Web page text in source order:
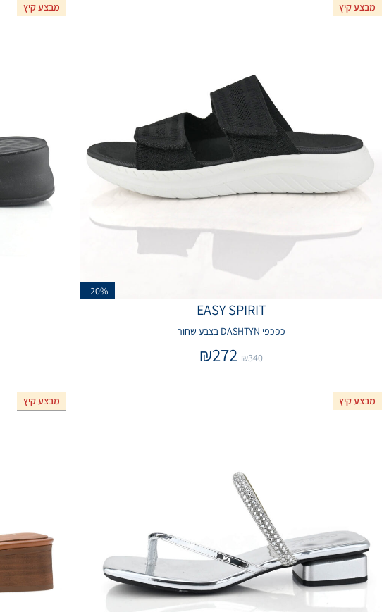
מבצע קיץ
-20%
EASY SPIRIT
כפכפי DASHTYN בצבע שחור
₪340
₪272
מבצע קיץ
מבצע קיץ מבצע קיץ
אזל המלאי